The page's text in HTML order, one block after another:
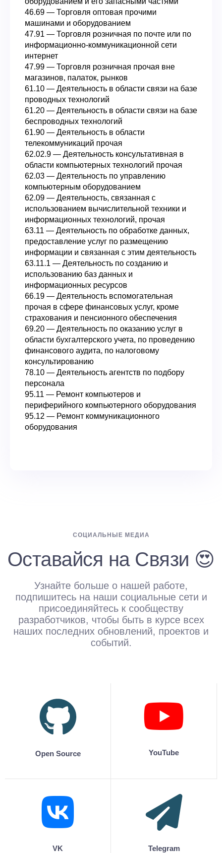
46.69 — Торговля оптовая прочими
машинами и оборудованием
47.91 — Торговля розничная по почте или по
информационно-коммуникационной сети
интернет
47.99 — Торговля розничная прочая вне
магазинов, палаток, рынков
61.10 — Деятельность в области связи на базе
проводных технологий
61.20 — Деятельность в области связи на базе
беспроводных технологий
61.90 — Деятельность в области
телекоммуникаций прочая
62.02.9 — Деятельность консультативная в
области компьютерных технологий прочая
62.03 — Деятельность по управлению
компьютерным оборудованием
62.09 — Деятельность, связанная с
использованием вычислительной техники и
информационных технологий, прочая
63.11 — Деятельность по обработке данных,
предоставление услуг по размещению
информации и связанная с этим деятельность
63.11.1 — Деятельность по созданию и
использованию баз данных и
информационных ресурсов
66.19 — Деятельность вспомогательная
прочая в сфере финансовых услуг, кроме
страхования и пенсионного обеспечения
69.20 — Деятельность по оказанию услуг в
области бухгалтерского учета, по проведению
финансового аудита, по налоговому
консультированию
78.10 — Деятельность агентств по подбору
персонала
95.11 — Ремонт компьютеров и
периферийного компьютерного оборудования
95.12 — Ремонт коммуникационного
оборудования
СОЦИАЛЬНЫЕ МЕДИА
Оставайся на Связи 😍
Узнайте больше о нашей работе,
подпишитесь на наши социальные сети и
присоединяйтесь к сообществу
разработчиков, чтобы быть в курсе всех
наших последних обновлений, проектов и
событий.
Open Source YouTube
VK Telegram